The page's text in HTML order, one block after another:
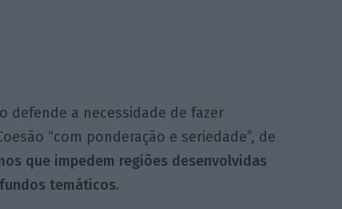
defende a necessidade de fazer
“com ponderação e seriedade”, de
que impedem regiões desenvolvidas
temáticos.